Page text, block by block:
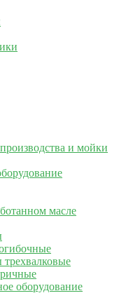
и мойки
масле
оборудование